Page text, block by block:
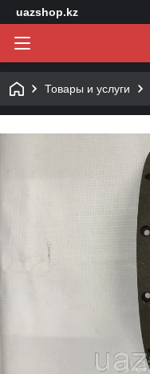
uazshop.kz
Товары и услуги